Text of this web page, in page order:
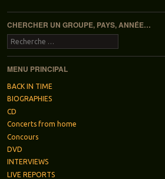
Navigation des articles
CHERCHER UN GROUPE, PAYS, ANNÉE…
Recherche
MENU PRINCIPAL
BACK IN TIME
BIOGRAPHIES
CD
Concerts from home
Concours
DVD
INTERVIEWS
LIVE REPORTS